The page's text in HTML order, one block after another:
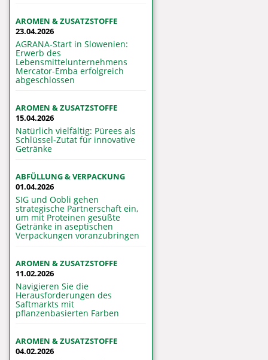
AROMEN & ZUSATZSTOFFE
23.04.2026
AGRANA-Start in Slowenien:
Erwerb des
Lebensmittelunternehmens
Mercator-Emba erfolgreich
abgeschlossen
AROMEN & ZUSATZSTOFFE
15.04.2026
Natürlich vielfältig: Pürees als
Schlüssel-Zutat für innovative
Getränke
ABFÜLLUNG & VERPACKUNG
01.04.2026
SIG und Oobli gehen
strategische Partnerschaft ein,
um mit Proteinen gesüßte
Getränke in aseptischen
Verpackungen voranzubringen
AROMEN & ZUSATZSTOFFE
11.02.2026
Navigieren Sie die
Herausforderungen des
Saftmarkts mit
pflanzenbasierten Farben
AROMEN & ZUSATZSTOFFE
04.02.2026